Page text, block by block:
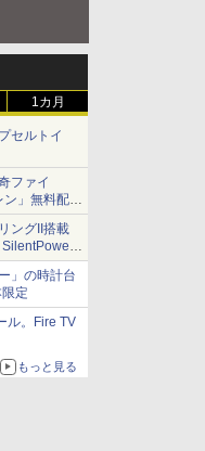
1カ月
セルトイ
ファイ
」無料配信
ングII搭載
」の時計台
定
ル。Fire TV
もっと見る